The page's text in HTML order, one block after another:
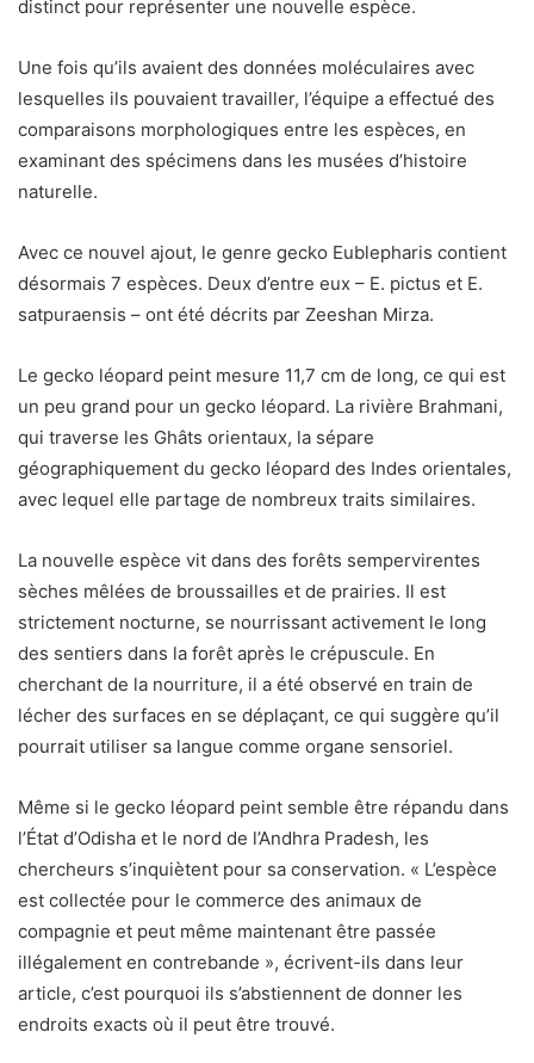
distinct pour représenter une nouvelle espèce.
Une fois qu’ils avaient des données moléculaires avec
lesquelles ils pouvaient travailler, l’équipe a effectué des
comparaisons morphologiques entre les espèces, en
examinant des spécimens dans les musées d’histoire
naturelle.
Avec ce nouvel ajout, le genre gecko Eublepharis contient
désormais 7 espèces. Deux d’entre eux – E. pictus et E.
satpuraensis – ont été décrits par Zeeshan Mirza.
Le gecko léopard peint mesure 11,7 cm de long, ce qui est
un peu grand pour un gecko léopard. La rivière Brahmani,
qui traverse les Ghâts orientaux, la sépare
géographiquement du gecko léopard des Indes orientales,
avec lequel elle partage de nombreux traits similaires.
La nouvelle espèce vit dans des forêts sempervirentes
sèches mêlées de broussailles et de prairies. Il est
strictement nocturne, se nourrissant activement le long
des sentiers dans la forêt après le crépuscule. En
cherchant de la nourriture, il a été observé en train de
lécher des surfaces en se déplaçant, ce qui suggère qu’il
pourrait utiliser sa langue comme organe sensoriel.
Même si le gecko léopard peint semble être répandu dans
l’État d’Odisha et le nord de l’Andhra Pradesh, les
chercheurs s’inquiètent pour sa conservation. « L’espèce
est collectée pour le commerce des animaux de
compagnie et peut même maintenant être passée
illégalement en contrebande », écrivent-ils dans leur
article, c’est pourquoi ils s’abstiennent de donner les
endroits exacts où il peut être trouvé.